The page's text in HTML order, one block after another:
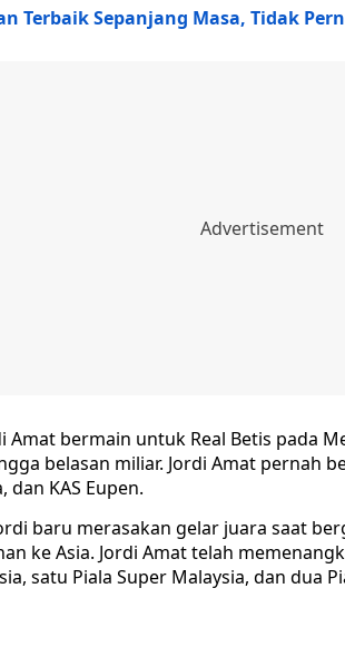
Terbaik Sepanjang Masa, Tidak
Amat bermain untuk Real Betis pada
belasan miliar. Jordi Amat pernah
dan KAS Eupen.
baru merasakan gelar juara saat
ke Asia. Jordi Amat telah
satu Piala Super Malaysia, dan dua